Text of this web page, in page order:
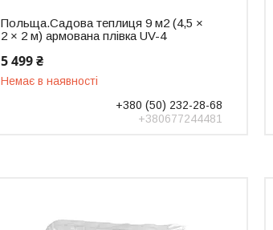
Польща.Садова теплиця 9 м2 (4,5 ×
2 × 2 м) армована плівка UV-4
5 499 ₴
Немає в наявності
+380 (50) 232-28-68
+380677244481